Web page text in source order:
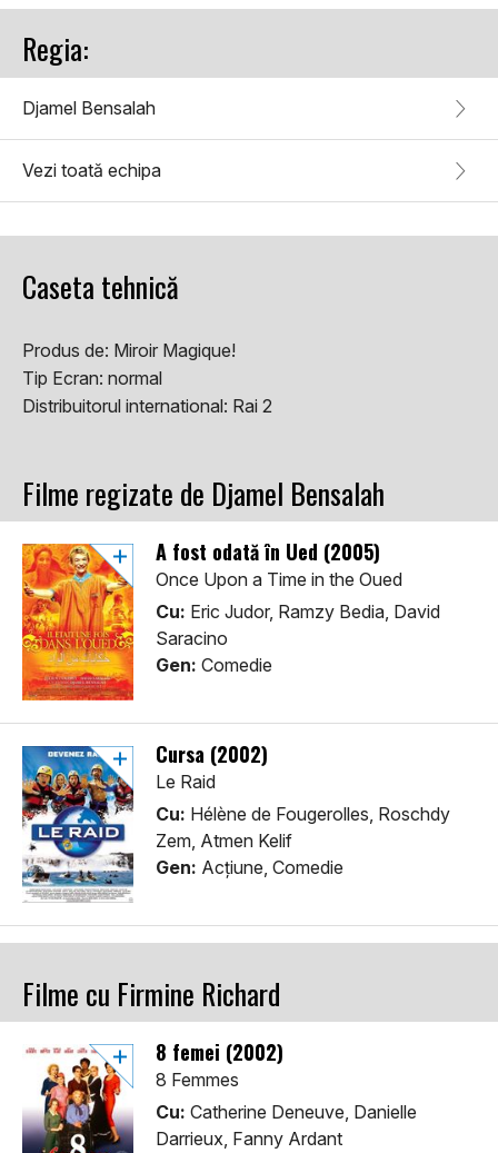
Regia:
Djamel Bensalah
Vezi toată echipa
Caseta tehnică
Produs de: Miroir Magique!
Tip Ecran: normal
Distribuitorul international: Rai 2
Filme regizate de Djamel Bensalah
A fost odată în Ued (2005)
Once Upon a Time in the Oued
Cu: Eric Judor, Ramzy Bedia, David
Saracino
Gen: Comedie
Cursa (2002)
Le Raid
Cu: Hélène de Fougerolles, Roschdy
Zem, Atmen Kelif
Gen: Acţiune, Comedie
Filme cu Firmine Richard
8 femei (2002)
8 Femmes
Cu: Catherine Deneuve, Danielle
Darrieux, Fanny Ardant